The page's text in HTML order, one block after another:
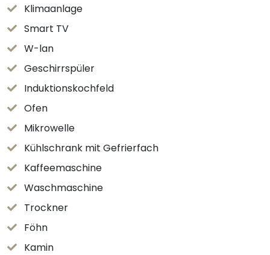
Klimaanlage
Smart TV
W-lan
Geschirrspüler
Induktionskochfeld
Ofen
Mikrowelle
Kühlschrank mit Gefrierfach
Kaffeemaschine
Waschmaschine
Trockner
Föhn
Kamin